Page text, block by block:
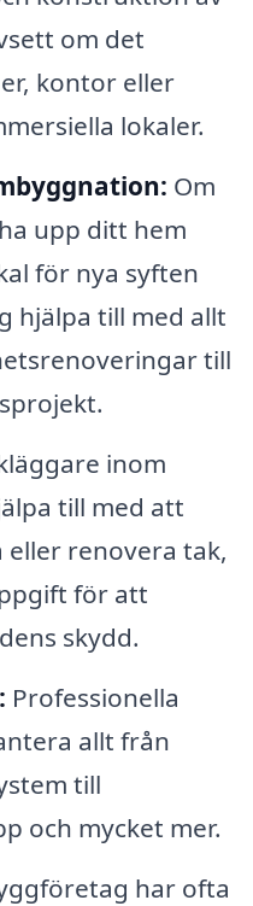
om det
kontor eller
lokaler.
Om
upp ditt hem
för nya syften
hjälpa till med allt
till
inom
till med att
renovera tak,
för att
skydd.
Professionella
allt från
till
och mycket mer.
har ofta